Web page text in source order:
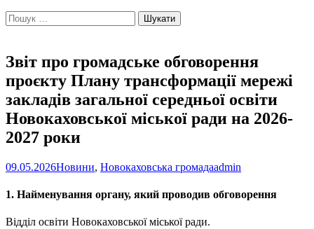
Пошук:
Звіт про громадське обговорення
проєкту Плану трансформації мережі
закладів загальної середньої освіти
Новокаховської міської ради на 2026-
2027 роки
09.05.2026Новини, Новокаховська громадаadmin
1. Найменування органу, який проводив обговорення
Відділ освіти Новокаховської міської ради.